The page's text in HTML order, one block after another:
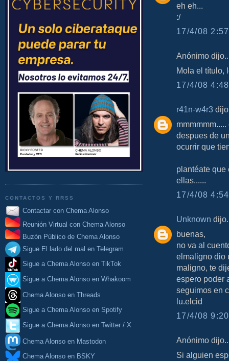
CONTACTOS Y RRSS
Contactar con Chema Alonso
Reunión Virtual con Chema Alonso
Buzón Público de Chema Alonso
Sigue El lado del mal en Telegram
Sigue a Chema Alonso en TikTok
Sigue a Chema Alonso en Whakoom
Chema Alonso en Threads
Sigue a Chema Alonso en Spotify
Sigue a Chema Alonso en Twitter / X
Chema Alonso en Mastodon
Chema Alonso en BSKY
eh eh...
:/
17/4/08
Anónimo
Mola el título,
17/4/08
r41n-w4r3
despues de
ocurrir que
plantéate que
ellas......
17/4/08
Unknown
buenas,
no va al
elmaligno dio
maligno, te
espero poder
seguimos en
lu.elcid
17/4/08
Anónimo
Si alguien